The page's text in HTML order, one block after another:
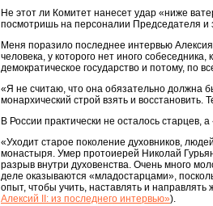
Не этот ли Комитет нанесет удар «ниже
посмотришь на персоналии Председателя и
Меня поразило последнее интервью
человека, у которого нет иного
демократическое государство и потому, по
«Я не считаю, что она обязательно должна
монархический строй взять и
В России практически не осталось старцев,
«Уходит старое поколение духовников,
монастыря. Умер протоиерей Николай
разрыв внутри духовенства. Очень много
деле оказываются «младостарцами»,
опыт, чтобы учить, наставлять и направлять
Алексий II: из последнего интервью»).